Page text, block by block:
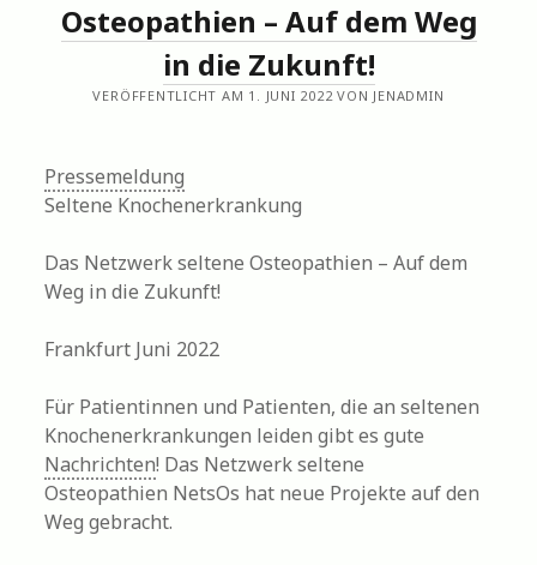
Osteopathien – Auf dem Weg
in die Zukunft!
VERÖFFENTLICHT AM 1. JUNI 2022 VON JENADMIN
Pressemeldung
Seltene Knochenerkrankung
Das Netzwerk seltene Osteopathien – Auf dem
Weg in die Zukunft!
Frankfurt Juni 2022
Für Patientinnen und Patienten, die an seltenen
Knochenerkrankungen leiden gibt es gute
Nachrichten! Das Netzwerk seltene
Osteopathien NetsOs hat neue Projekte auf den
Weg gebracht.